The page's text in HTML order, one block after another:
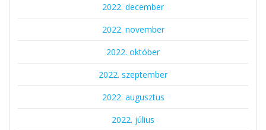
2022. december
2022. november
2022. október
2022. szeptember
2022. augusztus
2022. július